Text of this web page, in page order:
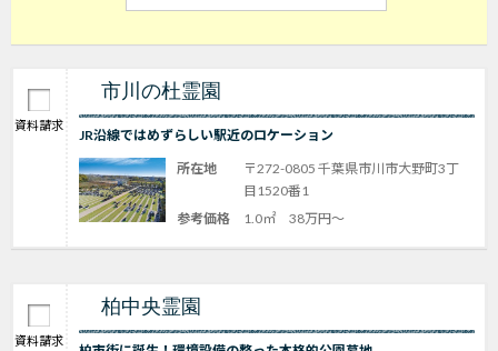
資料請求
市川の杜霊園
JR沿線ではめずらしい駅近のロケーション
所在地
〒272-0805 千葉県市川市大野町3丁
目1520番1
参考価格
1.0㎡ 38万円～
資料請求
柏中央霊園